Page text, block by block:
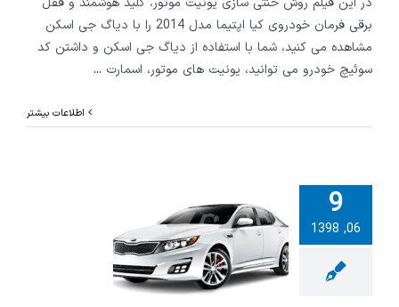
برقی فرمان خودروی کیا اپتیما مدل 2014 را با دیاگ جی اسکن
مشاهده می کنید، شما با استفاده از دیاگ جی اسکن و داشتن کد
سوئیچ خودرو می توانید، یونیت های موتور، اسمارت ...
اطلاعات بیشتر
9
06, 1398
شماره
شاسی یا VIN در
کیا اپتیما
جی اسکن